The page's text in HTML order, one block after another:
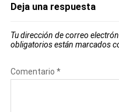
Deja una respuesta
Tu dirección de correo
obligatorios están marcados
Comentario *